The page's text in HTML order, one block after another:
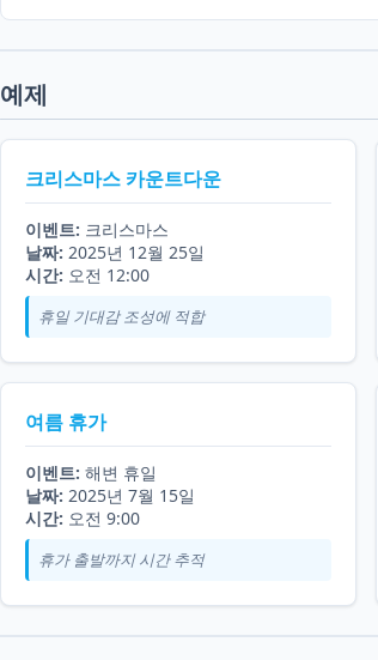
예제
크리스마스 카운트다운
이벤트: 크리스마스
날짜: 2025년 12월 25일
시간: 오전 12:00
휴일 기대감 조성에 적합
여름 휴가
이벤트: 해변 휴일
날짜: 2025년 7월 15일
시간: 오전 9:00
휴가 출발까지 시간 추적